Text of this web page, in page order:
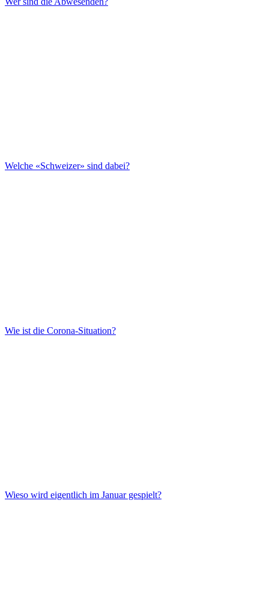
Welche «Schweizer» sind dabei?
Wie ist die Corona-Situation?
Wieso wird eigentlich im Januar gespielt?